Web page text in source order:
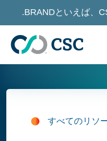
メインコンテンツに進む
.BRANDといえば、
すべてのリソ